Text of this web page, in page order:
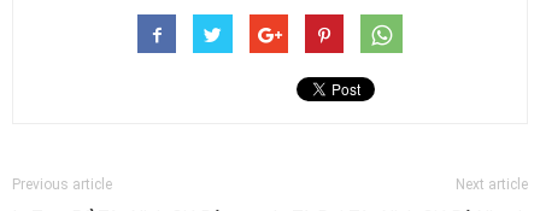
Previous article Next article